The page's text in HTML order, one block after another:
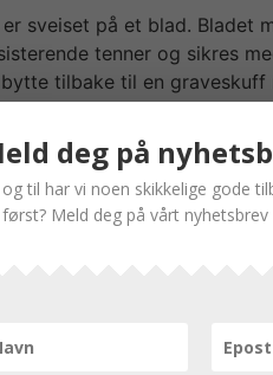
sveiset på et blad. Bladet
tenner og sikres
tilbake til en graveskuff
og montere
unike system for
på undersiden av en
monteres deretter fra
skjærekant. De
støtte for renskeskjæren.
deg på
til har vi noen skikkelige gode
Meld deg på vårt